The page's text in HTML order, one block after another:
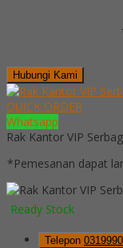
Hubungi Kami
QUICK ORDER
Whatsapp
Rak Kantor VIP
*Pemesanan dapat
Ready Stock
Telepon